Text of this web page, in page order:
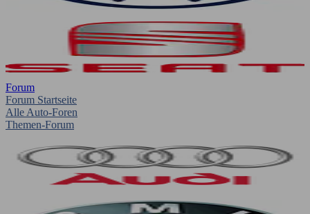
Forum
Forum Startseite
Alle Auto-Foren
Themen-Forum